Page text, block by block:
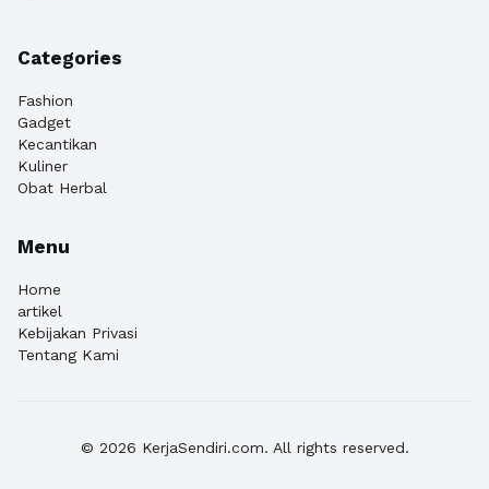
Categories
Fashion
Gadget
Kecantikan
Kuliner
Obat Herbal
Menu
Home
artikel
Kebijakan Privasi
Tentang Kami
© 2026 KerjaSendiri.com. All rights reserved.